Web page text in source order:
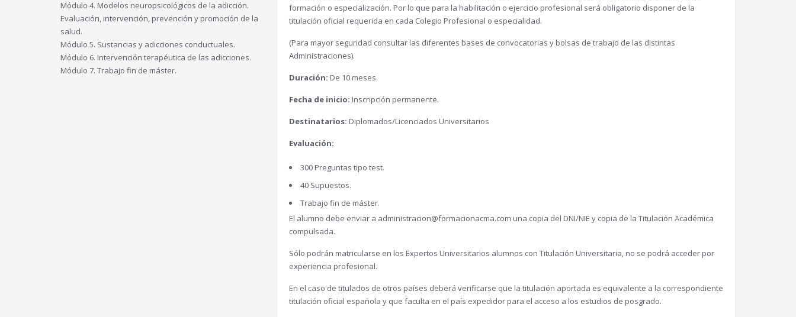
Módulo 4. Modelos neuropsicológicos de la adicción.
Evaluación, intervención, prevención y promoción de la
salud.
Módulo 5. Sustancias y adicciones conductuales.
Módulo 6. Intervención terapéutica de las adicciones.
Módulo 7. Trabajo fin de máster.
formación o especialización. Por lo que para la habilitación o ejercicio profesional será obligatorio disponer de la
titulación oficial requerida en cada Colegio Profesional o especialidad.
(Para mayor seguridad consultar las diferentes bases de convocatorias y bolsas de trabajo de las distintas
Administraciones).
Duración: De 10 meses.
Fecha de inicio: Inscripción permanente.
Destinatarios: Diplomados/Licenciados Universitarios
Evaluación:
300 Preguntas tipo test.
40 Supuestos.
Trabajo fin de máster.
El alumno debe enviar a administracion@formacionacma.com una copia del DNI/NIE y copia de la Titulación Académica
compulsada.
Sólo podrán matricularse en los Expertos Universitarios alumnos con Titulación Universitaria, no se podrá acceder por
experiencia profesional.
En el caso de titulados de otros países deberá verificarse que la titulación aportada es equivalente a la correspondiente
titulación oficial española y que faculta en el país expedidor para el acceso a los estudios de posgrado.